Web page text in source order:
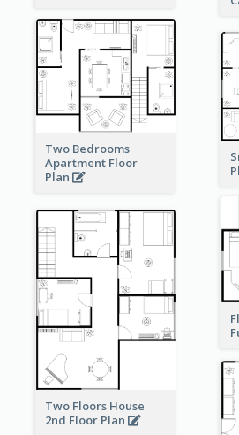
Two Bedrooms
Apartment Floor
Plan
Two Floors House
2nd Floor Plan